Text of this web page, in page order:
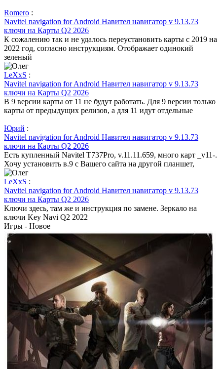
Romero :
Navitel navigation for Android Навител навигатор v 9.13.73
ключи на Карты Q2 2026
К сожалению так и не удалось переустановить карты с 2019 на
2022 год, согласно инструкциям. Отображает одинокий
зеленый
LeXxS :
Navitel navigation for Android Навител навигатор v 9.13.73
ключи на Карты Q2 2026
В 9 версии карты от 11 не будут работать. Для 9 версии только
карты от предыдущих релизов, а для 11 идут отдельные
Юрий :
Navitel navigation for Android Навител навигатор v 9.13.73
ключи на Карты Q2 2026
Есть купленный Navitel T737Pro, v.11.11.659, много карт _v11-.
Хочу установить в.9 с Вашего сайта на другой планшет,
LeXxS :
Navitel navigation for Android Навител навигатор v 9.13.73
ключи на Карты Q2 2026
Ключи здесь, там же и инструкция по замене. Зеркало на
ключи Key Navi Q2 2022
Игры - Новое